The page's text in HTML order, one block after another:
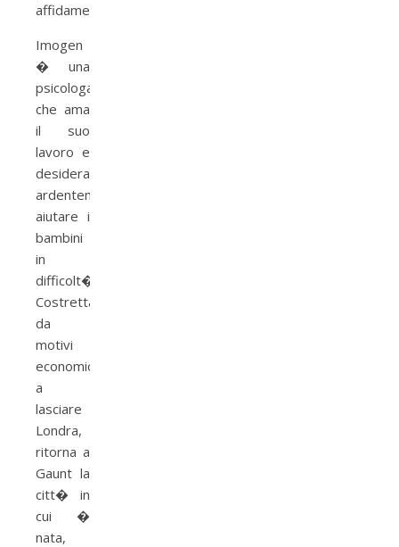
affidamento.
Imogen
� una
psicologa
che ama
il suo
lavoro e
desidera
ardentemente
aiutare i
bambini
in
difficolt�.
Costretta
da
motivi
economici
a
lasciare
Londra,
ritorna a
Gaunt la
citt� in
cui �
nata,